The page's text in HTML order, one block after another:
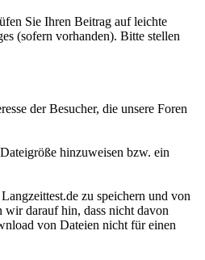
Sie Ihren Beitrag auf leichte
(sofern vorhanden). Bitte stellen
der Besucher, die unsere Foren
hinzuweisen bzw. ein
zu speichern und von
wir darauf hin, dass nicht davon
von Dateien nicht für einen